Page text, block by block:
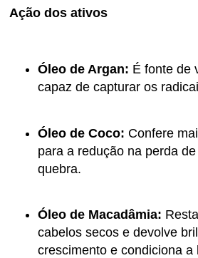
Ação dos ativos
Óleo de Argan: É fonte de
capaz de capturar os
Óleo de Coco: Confere
para a redução na perda
quebra.
Óleo de Macadâmia:
cabelos secos e devolve
crescimento e condiciona a